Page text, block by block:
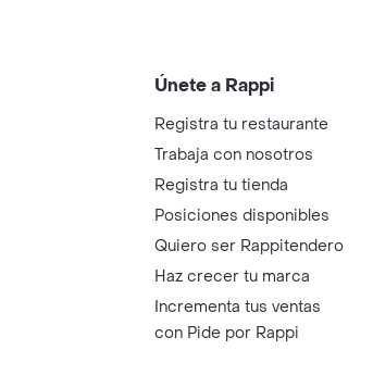
Únete a Rappi
Registra tu restaurante
Trabaja con nosotros
Registra tu tienda
Posiciones disponibles
Quiero ser Rappitendero
Haz crecer tu marca
Incrementa tus ventas
con Pide por Rappi